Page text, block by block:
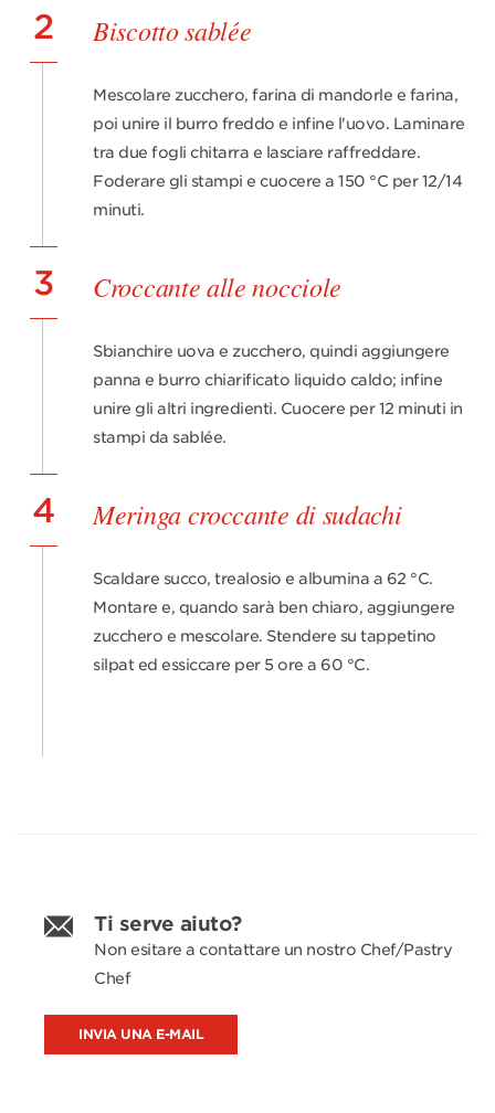
2 Biscotto sablée
Mescolare zucchero, farina di mandorle e farina,
poi unire il burro freddo e infine l'uovo. Laminare
tra due fogli chitarra e lasciare raffreddare.
Foderare gli stampi e cuocere a 150 °C per 12/14
minuti.
3 Croccante alle nocciole
Sbianchire uova e zucchero, quindi aggiungere
panna e burro chiarificato liquido caldo; infine
unire gli altri ingredienti. Cuocere per 12 minuti in
stampi da sablée.
4 Meringa croccante di sudachi
Scaldare succo, trealosio e albumina a 62 °C.
Montare e, quando sarà ben chiaro, aggiungere
zucchero e mescolare. Stendere su tappetino
silpat ed essiccare per 5 ore a 60 °C.
Ti serve aiuto?
Non esitare a contattare un nostro Chef/Pastry
Chef
INVIA UNA E-MAIL